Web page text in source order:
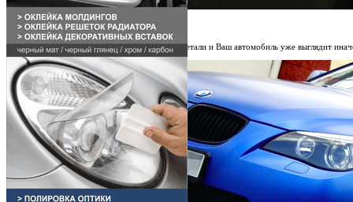
Тонировка фар и фонарей.
Иногда достаточно одной маленькой детали и Ваш автомобиль уже выглядит